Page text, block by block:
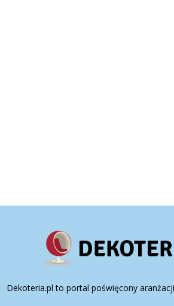
Dekoteria.pl to portal poświęcony